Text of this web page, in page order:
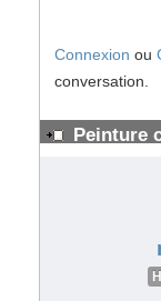
Connexion ou
conversation.
Peinture